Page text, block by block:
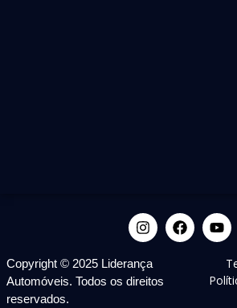
Copyright © 2025 Liderança
Automóveis. Todos os direitos
reservados.